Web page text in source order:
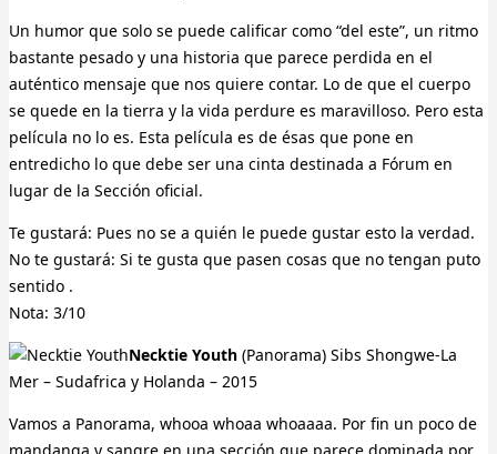
Un humor que solo se puede calificar como “del este”, un ritmo
bastante pesado y una historia que parece perdida en el
auténtico mensaje que nos quiere contar. Lo de que el cuerpo
se quede en la tierra y la vida perdure es maravilloso. Pero esta
película no lo es. Esta película es de ésas que pone en
entredicho lo que debe ser una cinta destinada a Fórum en
lugar de la Sección oficial.
Te gustará: Pues no se a quién le puede gustar esto la verdad.
No te gustará: Si te gusta que pasen cosas que no tengan puto
sentido .
Nota: 3/10
Necktie Youth (Panorama) Sibs Shongwe-La
Mer – Sudafrica y Holanda – 2015
Vamos a Panorama, whooa whoaa whoaaaa. Por fin un poco de